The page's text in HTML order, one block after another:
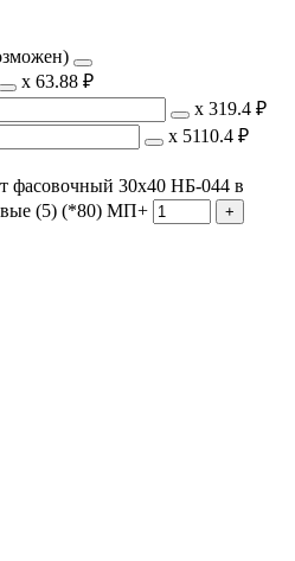
х 63.88 ₽
х 319.4 ₽
х 5110.4 ₽
фасовочный 30x40 НБ-044 в
(5) (*80) МП+